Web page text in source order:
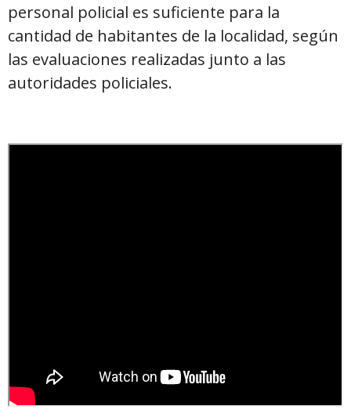
personal policial es suficiente para la
cantidad de habitantes de la localidad, según
las evaluaciones realizadas junto a las
autoridades policiales.